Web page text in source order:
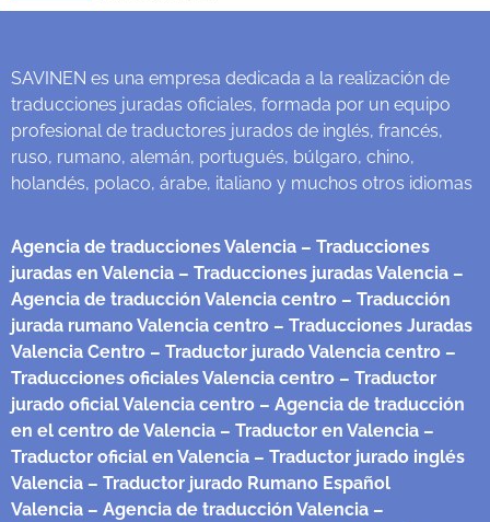
SAVINEN es una empresa dedicada a la realización de
traducciones juradas oficiales, formada por un equipo
profesional de traductores jurados de inglés, francés,
ruso, rumano, alemán, portugués, búlgaro, chino,
holandés, polaco, árabe, italiano y muchos otros idiomas
Agencia de traducciones Valencia – Traducciones
juradas en Valencia – Traducciones juradas Valencia –
Agencia de traducción Valencia centro – Traducción
jurada rumano Valencia centro – Traducciones Juradas
Valencia Centro – Traductor jurado Valencia centro –
Traducciones oficiales Valencia centro – Traductor
jurado oficial Valencia centro – Agencia de traducción
en el centro de Valencia – Traductor en Valencia –
Traductor oficial en Valencia – Traductor jurado inglés
Valencia – Traductor jurado Rumano Español
Valencia – Agencia de traducción Valencia –